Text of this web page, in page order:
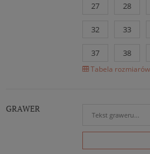
27 28
32 33
37 38
Tabela
GRAWER